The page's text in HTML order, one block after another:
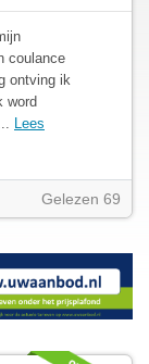
coulance
ontving ik
word
Lees
Gelezen 69